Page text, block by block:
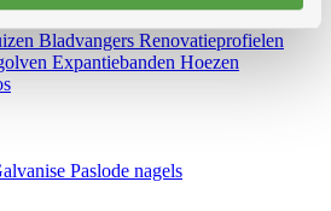
Bladvangers Renovatieprofielen
Expantiebanden Hoezen
Paslode nagels